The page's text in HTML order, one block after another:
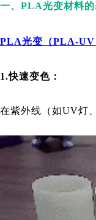
一、PLA光变材料
PLA光变（PLA-UV
1.快速变色：
在紫外线（如UV灯